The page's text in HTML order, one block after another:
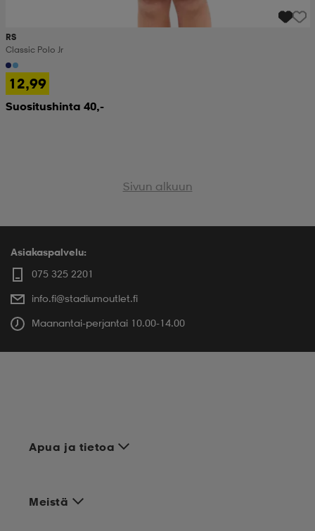
RS
Classic Polo Jr
12,99
Suositushinta 40,-
Sivun alkuun
Asiakaspalvelu:
075 325 2201
info.fi@stadiumoutlet.fi
Maanantai-perjantai 10.00-14.00
Apua ja tietoa
Meistä